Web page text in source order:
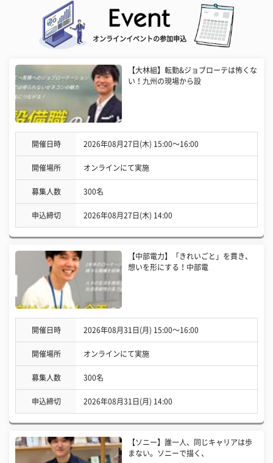
オンラインイベントの参加申込
【大林組】転勤&ジョブローテは怖くな
い！九州の現場から設
開催日時 2026年08月27日(木) 15:00〜16:00
開催場所 オンラインにて実施
募集人数 300名
申込締切 2026年08月27日(木) 14:00
【中部電力】「きれいごと」を貫き、
想いを形にする！中部電
開催日時 2026年08月31日(月) 15:00〜16:00
開催場所 オンラインにて実施
募集人数 300名
申込締切 2026年08月31日(月) 14:00
【ソニー】誰一人、同じキャリアは歩
まない。ソニーで描く、